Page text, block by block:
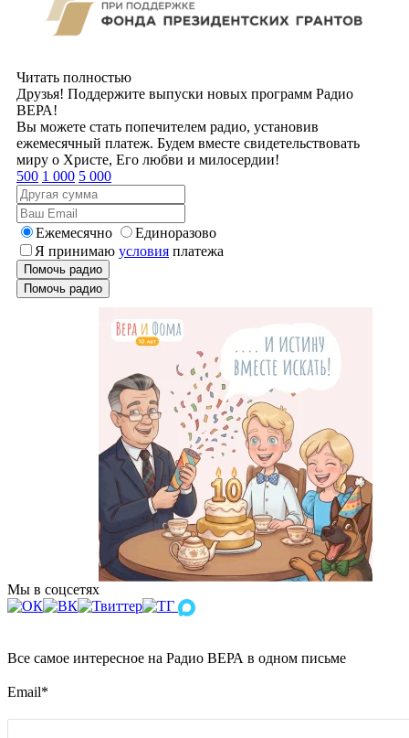
Читать полностью
Друзья! Поддержите выпуски новых программ Радио
ВЕРА!
Вы можете стать попечителем радио, установив
ежемесячный платеж. Будем вместе свидетельствовать
миру о Христе, Его любви и милосердии!
500 1 000 5 000
Ежемесячно
Единоразово
Я принимаю условия платежа
Помочь радио
Помочь радио
Мы в соцсетях
Все самое интересное на Радио ВЕРА в одном письме
Email*